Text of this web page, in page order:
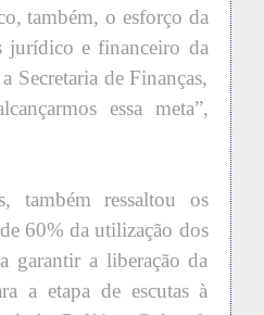
também, o esforço da
jurídico e financeiro da
Secretaria de Finanças,
essa meta”,
também ressaltou os
60% da utilização dos
garantir a liberação da
a etapa de escutas à